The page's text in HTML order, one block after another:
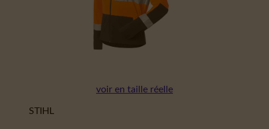
voir en taille réelle
STIHL